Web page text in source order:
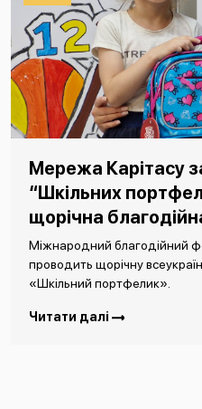
Мережа Карітасу
“Шкільних
щорічна
Міжнародний благодійний
проводить щорічну
«Шкільний портфелик».
Читати далі